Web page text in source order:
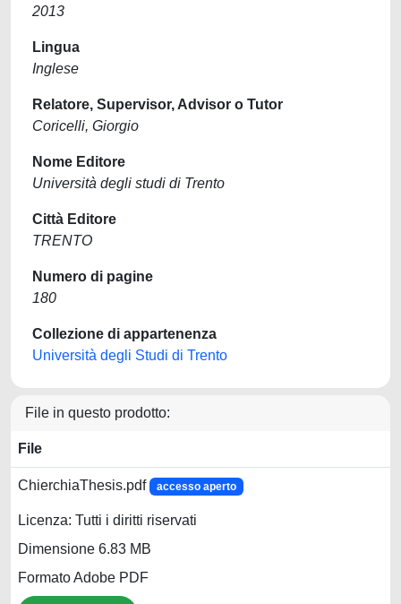
2013
Lingua
Inglese
Relatore, Supervisor, Advisor o Tutor
Coricelli, Giorgio
Nome Editore
Università degli studi di Trento
Città Editore
TRENTO
Numero di pagine
180
Collezione di appartenenza
Università degli Studi di Trento
File in questo prodotto:
File
ChierchiaThesis.pdf accesso aperto
Licenza: Tutti i diritti riservati
Dimensione 6.83 MB
Formato Adobe PDF